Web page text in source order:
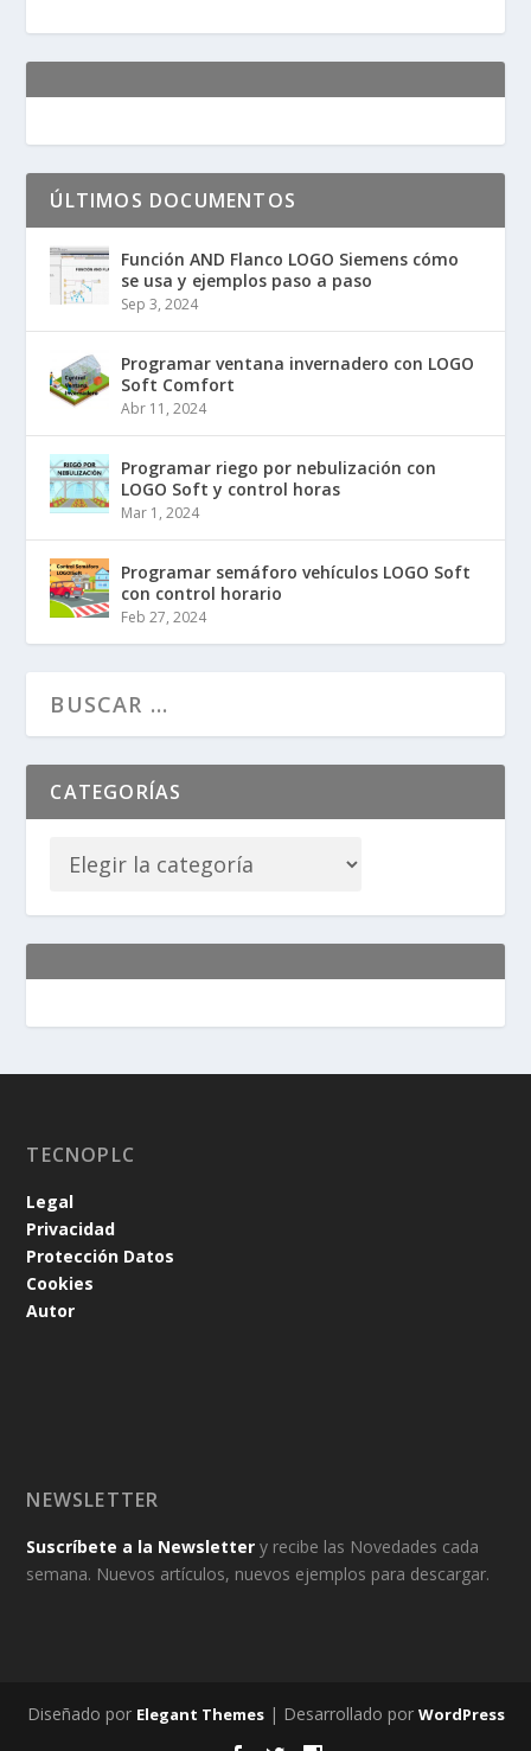
ÚLTIMOS DOCUMENTOS
Función AND Flanco LOGO Siemens cómo
se usa y ejemplos paso a paso
Sep 3, 2024
Programar ventana invernadero con LOGO
Soft Comfort
Abr 11, 2024
Programar riego por nebulización con
LOGO Soft y control horas
Mar 1, 2024
Programar semáforo vehículos LOGO Soft
con control horario
Feb 27, 2024
CATEGORÍAS
TECNOPLC
Legal
Privacidad
Protección Datos
Cookies
Autor
NEWSLETTER
Suscríbete a la Newsletter y recibe las Novedades cada
semana. Nuevos artículos, nuevos ejemplos para descargar.
Diseñado por Elegant Themes| Desarrollado por WordPress